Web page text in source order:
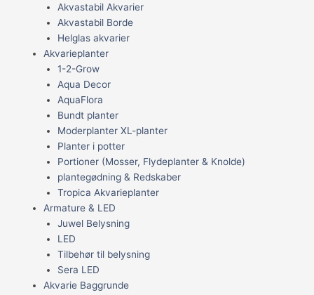
Akvastabil Akvarier
Akvastabil Borde
Helglas akvarier
Akvarieplanter
1-2-Grow
Aqua Decor
AquaFlora
Bundt planter
Moderplanter XL-planter
Planter i potter
Portioner (Mosser, Flydeplanter & Knolde)
plantegødning & Redskaber
Tropica Akvarieplanter
Armature & LED
Juwel Belysning
LED
Tilbehør til belysning
Sera LED
Akvarie Baggrunde